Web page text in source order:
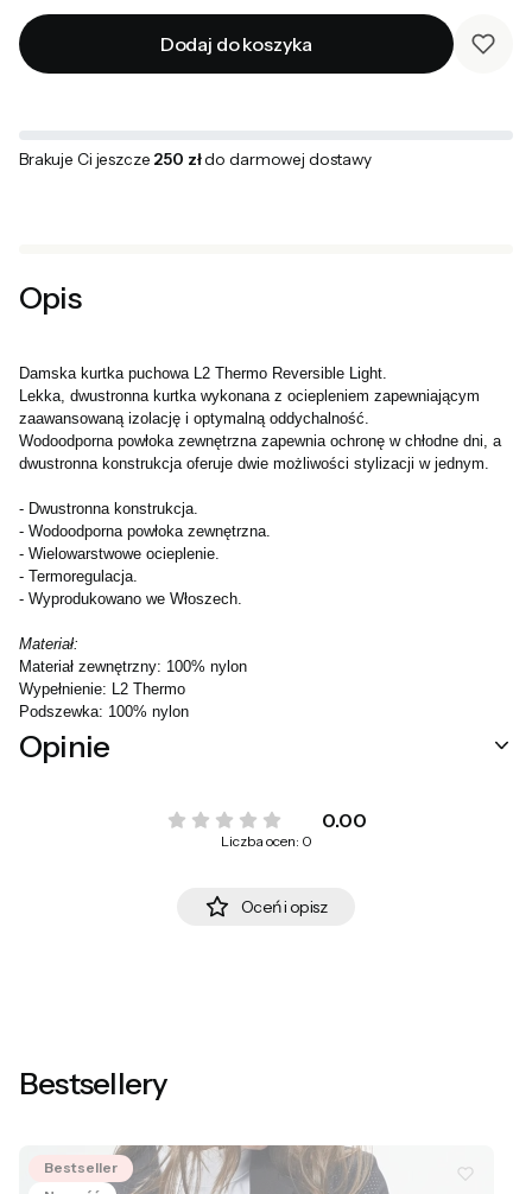
Dodaj do koszyka
Brakuje Ci jeszcze 250 złdo darmowej dostawy
Opis
Damska kurtka puchowa L2 Thermo Reversible Light.
Lekka, dwustronna kurtka wykonana z ociepleniem zapewniającym
zaawansowaną izolację i optymalną oddychalność.
Wodoodporna powłoka zewnętrzna zapewnia ochronę w chłodne dni, a
dwustronna konstrukcja oferuje dwie możliwości stylizacji w jednym.
- Dwustronna konstrukcja.
- Wodoodporna powłoka zewnętrzna.
- Wielowarstwowe ocieplenie.
- Termoregulacja.
- Wyprodukowano we Włoszech.
Materiał:
Materiał zewnętrzny: 100% nylon
Wypełnienie: L2 Thermo
Podszewka: 100% nylon
Opinie
0.00
Liczba ocen: 0
Oceń i opisz
Bestsellery
Bestseller